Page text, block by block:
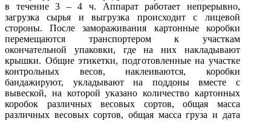
в течение 3 – 4 ч. Аппарат работает непрерывно,
загрузка сырья и выгрузка происходит с лицевой
стороны. После замораживания картонные коробки
перемещаются транспортером к участкам
окончательной упаковки, где на них накладывают
крышки. Общие этикетки, подготовленные на участке
контрольных весов, наклеиваются, коробки
бандажируют, укладывают на поддоны вместе с
вывеской, на которой указано количество картонных
коробок различных весовых сортов, общая масса
различных весовых сортов, общая масса груза и дата